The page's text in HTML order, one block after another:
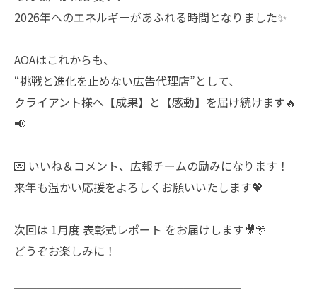
2026年へのエネルギーがあふれる時間となりました✨
AOAはこれからも、
“挑戦と進化を止めない広告代理店”として、
クライアント様へ【成果】と【感動】を届け続けます🔥
📢
💌 いいね＆コメント、広報チームの励みになります！
来年も温かい応援をよろしくお願いいたします💖
次回は 1月度 表彰式レポート をお届けします🎥🎊
どうぞお楽しみに！
￣￣￣￣￣￣￣￣￣￣￣￣￣￣￣￣￣￣￣￣